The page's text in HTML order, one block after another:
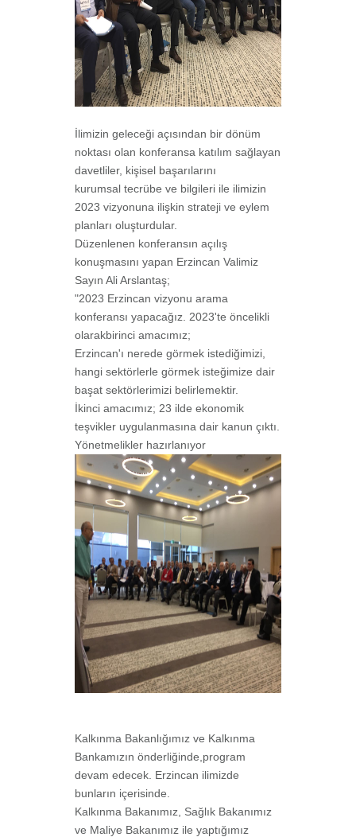
İlimizin geleceği açısından bir dönüm
noktası olan konferansa katılım sağlayan
davetliler, kişisel başarılarını
kurumsal tecrübe ve bilgileri ile ilimizin
2023 vizyonuna ilişkin strateji ve eylem
planları oluşturdular.
Düzenlenen konferansın açılış
konuşmasını yapan Erzincan Valimiz
Sayın Ali Arslantaş;
"2023 Erzincan vizyonu arama
konferansı yapacağız. 2023'te öncelikli
olarakbirinci amacımız;
Erzincan'ı nerede görmek istediğimizi,
hangi sektörlerle görmek isteğimize dair
başat sektörlerimizi belirlemektir.
İkinci amacımız; 23 ilde ekonomik
teşvikler uygulanmasına dair kanun çıktı.
Yönetmelikler hazırlanıyor
Kalkınma Bakanlığımız ve Kalkınma
Bankamızın önderliğinde,program
devam edecek. Erzincan ilimizde
bunların içerisinde.
Kalkınma Bakanımız, Sağlık Bakanımız
ve Maliye Bakanımız ile yaptığımız